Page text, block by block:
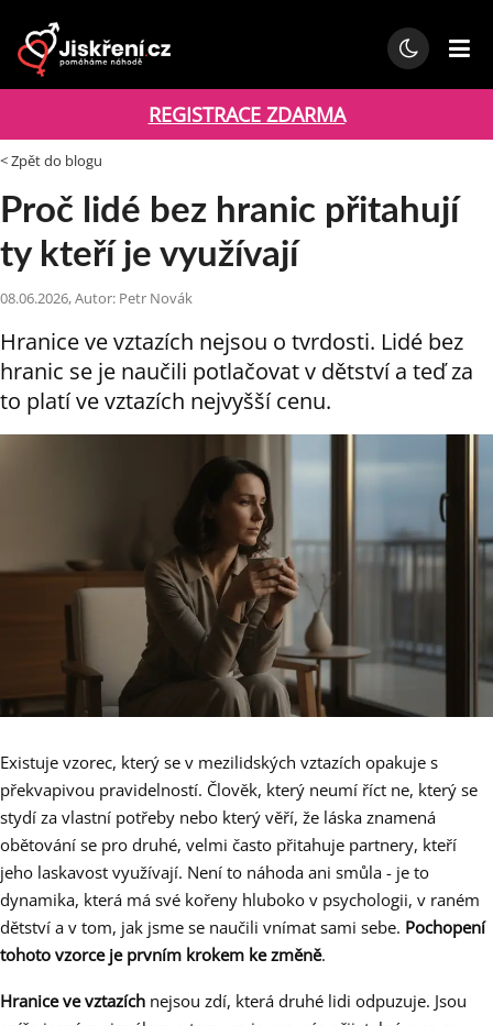
REGISTRACE ZDARMA
< Zpět do blogu
Proč lidé bez hranic přitahují
ty kteří je využívají
08.06.2026, Autor: Petr Novák
Hranice ve vztazích nejsou o tvrdosti. Lidé bez
hranic se je naučili potlačovat v dětství a teď za
to platí ve vztazích nejvyšší cenu.
Existuje vzorec, který se v mezilidských vztazích opakuje s
překvapivou pravidelností. Člověk, který neumí říct ne, který se
stydí za vlastní potřeby nebo který věří, že láska znamená
obětování se pro druhé, velmi často přitahuje partnery, kteří
jeho laskavost využívají. Není to náhoda ani smůla - je to
dynamika, která má své kořeny hluboko v psychologii, v raném
dětství a v tom, jak jsme se naučili vnímat sami sebe. Pochopení
tohoto vzorce je prvním krokem ke změně.
Hranice ve vztazích nejsou zdí, která druhé lidi odpuzuje. Jsou